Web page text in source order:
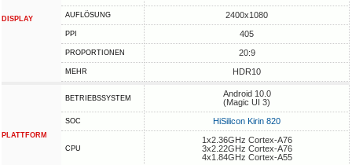
DISPLAY AUFLÖSUNG 2400x1080
PPI 405
PROPORTIONEN 20:9
MEHR HDR10
PLATTFORM
BETRIEBSSYSTEM
Android 10.0
(Magic UI 3)
SOC HiSilicon Kirin 820
CPU
1x2.36GHz Cortex-A76
3x2.22GHz Cortex-A76
4x1.84GHz Cortex-A55